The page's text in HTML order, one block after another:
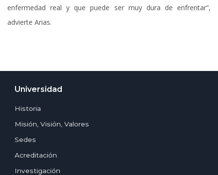
enfermedad real y que puede ser muy dura de enfrentar”,
advierte Arias.
Universidad
Historia
Misión, Visión, Valores
Sedes
Acreditación
Investigación